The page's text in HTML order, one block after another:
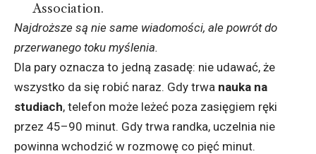
Association.
Najdroższe są nie same wiadomości, ale powrót do
przerwanego toku myślenia.
Dla pary oznacza to jedną zasadę: nie udawać, że
wszystko da się robić naraz. Gdy trwa nauka na
studiach, telefon może leżeć poza zasięgiem ręki
przez 45–90 minut. Gdy trwa randka, uczelnia nie
powinna wchodzić w rozmowę co pięć minut.